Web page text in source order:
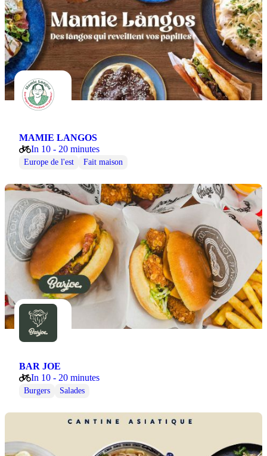
MAMIE LANGOS
In 10 - 20 minutes
Europe de l'est Fait maison
BAR JOE
In 10 - 20 minutes
Burgers Salades